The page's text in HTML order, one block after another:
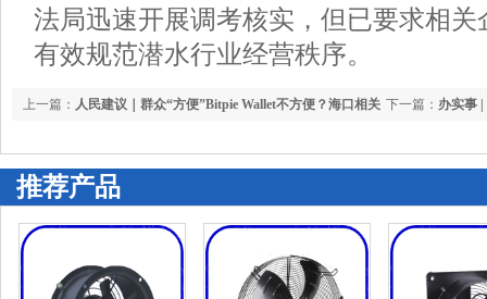
法局迅速开展调考核实，但已要求相
有效规范潜水行业经营秩序。
下一篇： 办实事
上一篇： 人民建议｜群众“方便”Bitpie Wallet不方便？海口相关
推荐产品